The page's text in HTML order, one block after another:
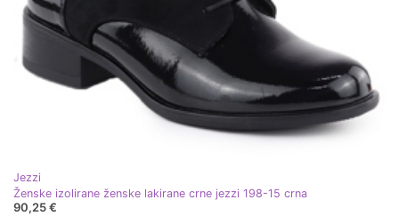
Jezzi
Ženske izolirane ženske lakirane crne jezzi 198-15 crna
90,25 €